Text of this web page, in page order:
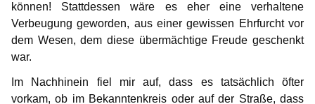
können! Stattdessen wäre es eher eine verhaltene
Verbeugung geworden, aus einer gewissen Ehrfurcht vor
dem Wesen, dem diese übermächtige Freude geschenkt
war.
Im Nachhinein fiel mir auf, dass es tatsächlich öfter
vorkam, ob im Bekanntenkreis oder auf der Straße, dass